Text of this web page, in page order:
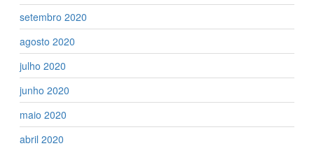
setembro 2020
agosto 2020
julho 2020
junho 2020
maio 2020
abril 2020